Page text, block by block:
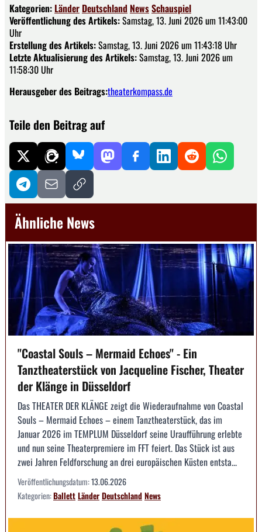
Kategorien: Länder Deutschland NewsSchauspiel
Veröffentlichung des Artikels:Samstag, 13. Juni 2026 um 11:43:00
Uhr
Erstellung des Artikels:Samstag, 13. Juni 2026 um 11:43:18 Uhr
Letzte Aktualisierung des Artikels:Samstag, 13. Juni 2026 um
11:58:30 Uhr
Herausgeber des Beitrags:theaterkompass.de
Teile den Beitrag auf
Ähnliche News
"Coastal Souls – Mermaid Echoes" - Ein
Tanztheaterstück von Jacqueline Fischer, Theater
der Klänge in Düsseldorf
Das THEATER DER KLÄNGE zeigt die Wiederaufnahme von Coastal
Souls – Mermaid Echoes – einem Tanztheaterstück, das im
Januar 2026 im TEMPLUM Düsseldorf seine Uraufführung erlebte
und nun seine Theaterpremiere im FFT feiert. Das Stück ist aus
zwei Jahren Feldforschung an drei europäischen Küsten entsta...
Veröffentlichungsdatum:13.06.2026
Kategorien:BallettLänderDeutschlandNews